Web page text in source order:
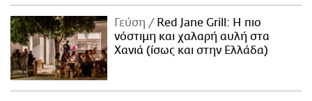
Γεύση
Red Jane Grill: Η πιο
νόστιμη και χαλαρή αυλή στα
Χανιά (ίσως και στην Ελλάδα)